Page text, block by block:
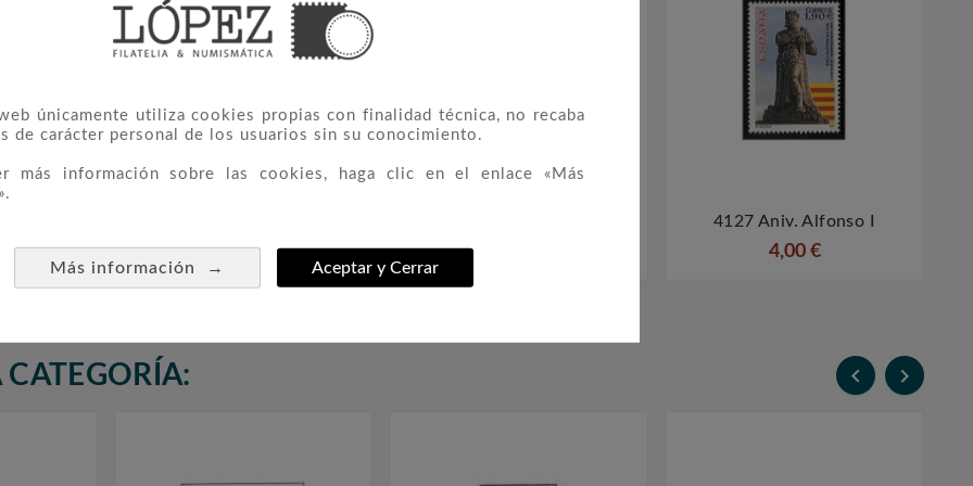
únicamente utiliza cookies propias con finalidad técnica, no recaba
de carácter personal de los usuarios sin su conocimiento.
más información sobre las cookies, haga clic en el enlace «Más
Más información → Aceptar y Cerrar
1,00 €
4127 Aniv. Alfonso I
4,00 €
 